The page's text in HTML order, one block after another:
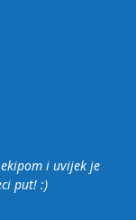
i uvijek je
put! :)